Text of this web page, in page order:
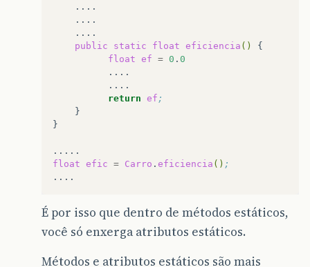
public
static float eficiencia ()
float ef = 0 . 0
return ef ;
}
}
float efic = Carro . eficiencia () ;
É por isso que dentro de métodos estáticos,
você só enxerga atributos estáticos.
Métodos e atributos estáticos são mais